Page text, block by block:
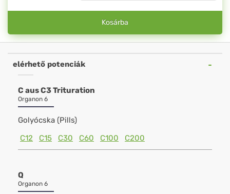
Kosárba
elérhető potenciák
C aus C3 Trituration
Organon 6
Golyócska (Pills)
C12
C15 C30 C60 C100 C200
Q
Organon 6